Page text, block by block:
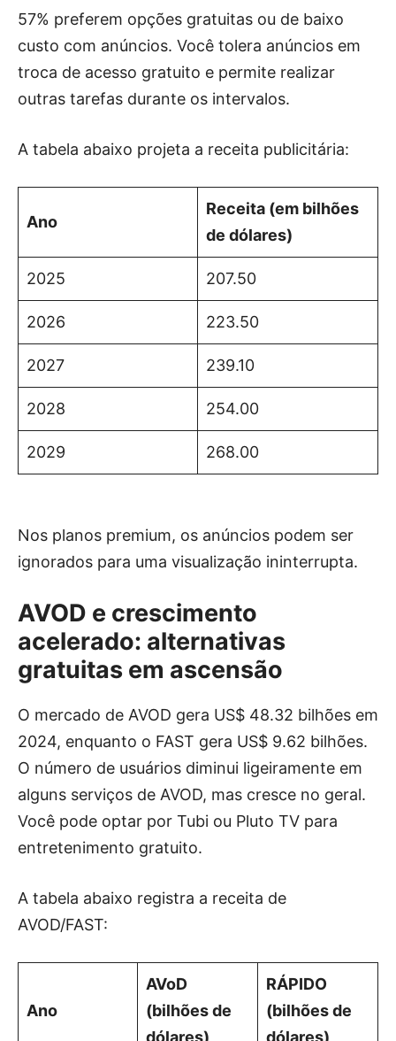
57% preferem opções gratuitas ou de baixo
custo com anúncios. Você tolera anúncios em
troca de acesso gratuito e permite realizar
outras tarefas durante os intervalos.
A tabela abaixo projeta a receita publicitária:
Ano
Receita (em bilhões
de dólares)
2025 207.50
2026 223.50
2027 239.10
2028 254.00
2029 268.00
Nos planos premium, os anúncios podem ser
ignorados para uma visualização ininterrupta.
AVOD e crescimento
acelerado: alternativas
gratuitas em ascensão
O mercado de AVOD gera US$ 48.32 bilhões em
2024, enquanto o FAST gera US$ 9.62 bilhões.
O número de usuários diminui ligeiramente em
alguns serviços de AVOD, mas cresce no geral.
Você pode optar por Tubi ou Pluto TV para
entretenimento gratuito.
A tabela abaixo registra a receita de
AVOD/FAST:
Ano
AVoD
(bilhões de
dólares)
RÁPIDO
(bilhões de
dólares)